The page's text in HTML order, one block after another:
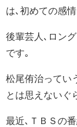
は､初めての感
後輩芸人､ロン
です｡
松尾侑治ってい
とは思えないぐ
最近､ＴＢＳの